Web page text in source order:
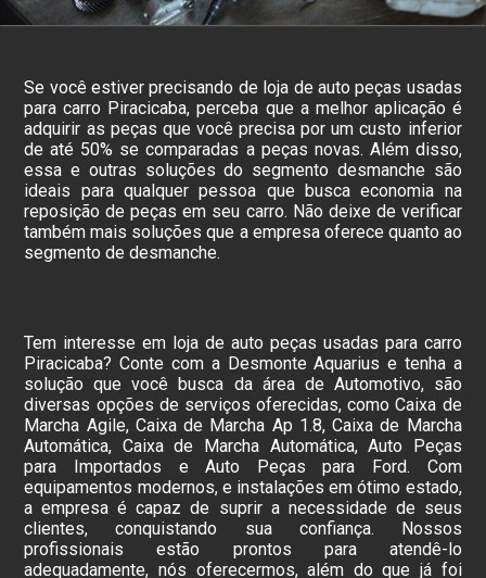
Se você estiver precisando de loja de auto peças usadas
para carro Piracicaba, perceba que a melhor aplicação é
adquirir as peças que você precisa por um custo inferior
de até 50% se comparadas a peças novas. Além disso,
essa e outras soluções do segmento desmanche são
ideais para qualquer pessoa que busca economia na
reposição de peças em seu carro. Não deixe de verificar
também mais soluções que a empresa oferece quanto ao
segmento de desmanche.
Tem interesse em loja de auto peças usadas para carro
Piracicaba? Conte com a Desmonte Aquarius e tenha a
solução que você busca da área de Automotivo, são
diversas opções de serviços oferecidas, como Caixa de
Marcha Agile, Caixa de Marcha Ap 1.8, Caixa de Marcha
Automática, Caixa de Marcha Automática, Auto Peças
para Importados e Auto Peças para Ford. Com
equipamentos modernos, e instalações em ótimo estado,
a empresa é capaz de suprir a necessidade de seus
clientes, conquistando sua confiança. Nossos
profissionais estão prontos para atendê-lo
adequadamente, nós oferecermos, além do que já foi